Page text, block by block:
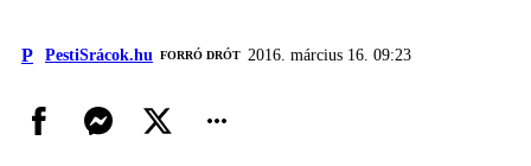
P PestiSrácok.hu FORRÓ DRÓT 2016. március 16. 09:23